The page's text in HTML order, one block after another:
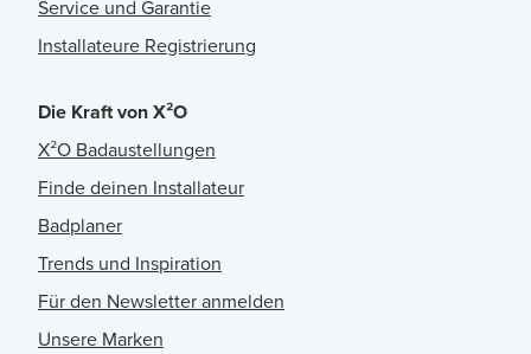
Service und Garantie
Installateure Registrierung
Die Kraft von X²O
X²O Badaustellungen
Finde deinen Installateur
Badplaner
Trends und Inspiration
Für den Newsletter anmelden
Unsere Marken